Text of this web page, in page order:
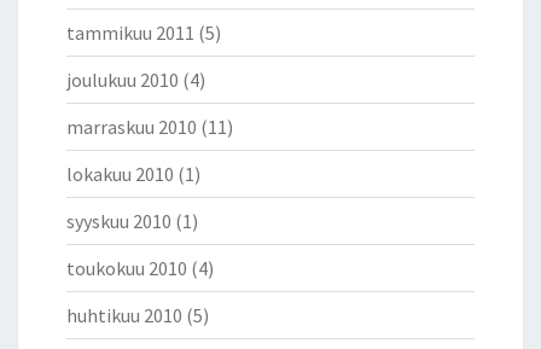
tammikuu 2011 (5)
joulukuu 2010 (4)
marraskuu 2010 (11)
lokakuu 2010 (1)
syyskuu 2010 (1)
toukokuu 2010 (4)
huhtikuu 2010 (5)